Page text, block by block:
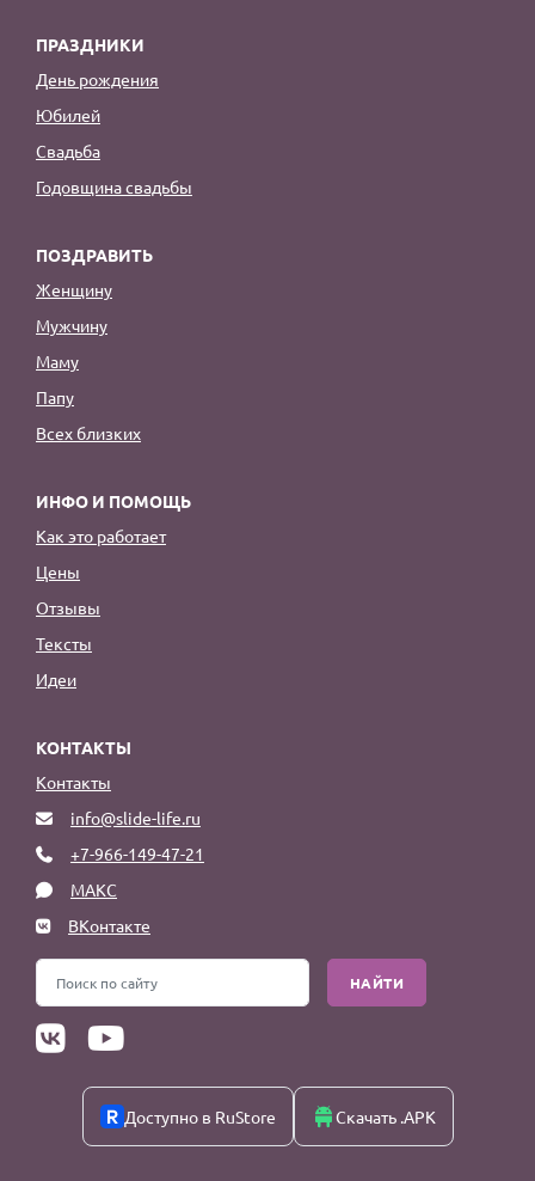
ПРАЗДНИКИ
День рождения
Юбилей
Свадьба
Годовщина свадьбы
ПОЗДРАВИТЬ
Женщину
Мужчину
Маму
Папу
Всех близких
ИНФО И ПОМОЩЬ
Как это работает
Цены
Отзывы
Тексты
Идеи
КОНТАКТЫ
Контакты
info@slide-life.ru
+7-966-149-47-21
МАКС
ВКонтакте
НАЙТИ
Доступно в RuStore Скачать .APK